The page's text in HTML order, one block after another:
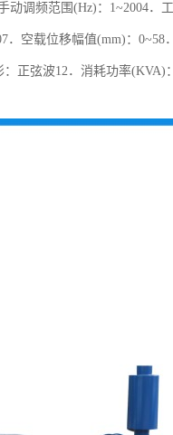
调频范围(Hz)：1~2004．
空载位移幅值(mm)：0~58
正弦波12．消耗功率(KVA)